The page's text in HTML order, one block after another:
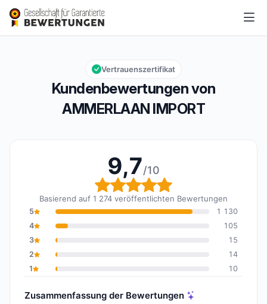
AMMERLAAN IMPORT
Gesamtbewertung: 9,7 von 10
9,7/10
Kundenbewertungen von
AMMERLAAN IMPORT
Vertrauenszertifikat
9,7/10
Gesamtbewertung: 9,7
Basierend auf 1 274 veröffentlichten Bewertungen
5
1 130
4
105
3
15
2
14
1
10
Zusammenfassung der Bewertungen